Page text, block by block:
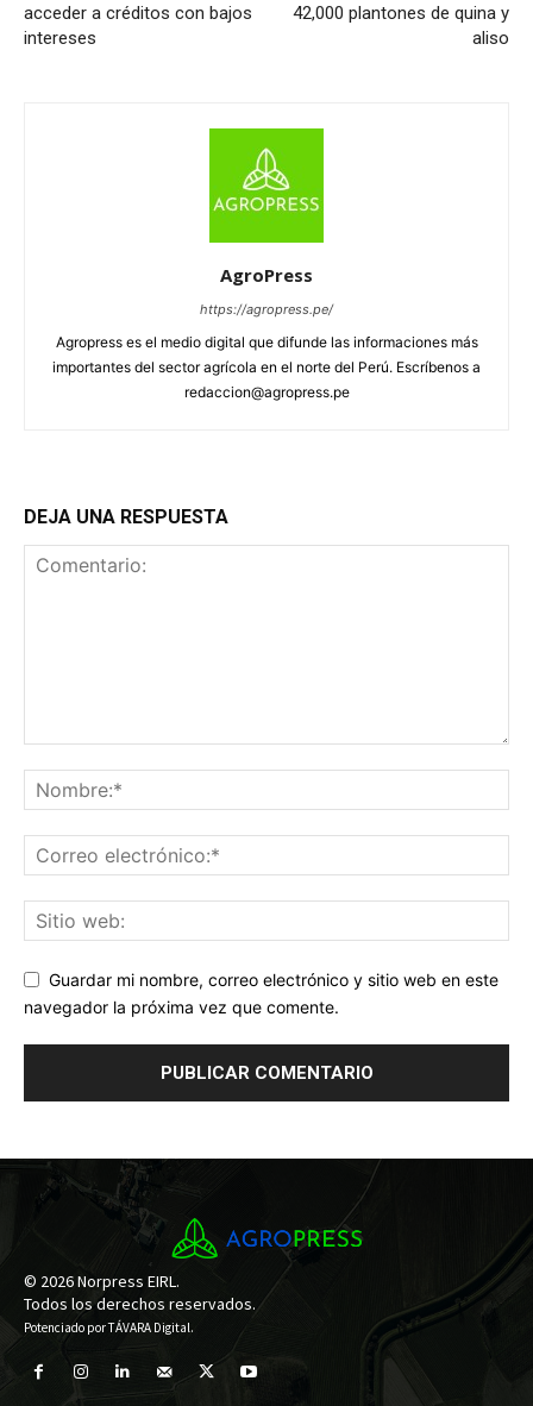
acceder a créditos con bajos
intereses
42,000 plantones de quina y
aliso
AgroPress
https://agropress.pe/
Agropress es el medio digital que difunde las informaciones más
importantes del sector agrícola en el norte del Perú. Escríbenos a
redaccion@agropress.pe
DEJA UNA RESPUESTA
Guardar mi nombre, correo electrónico y sitio web en este
navegador la próxima vez que comente.
© 2026 Norpress EIRL.
Todos los derechos reservados.
Potenciado porTÁVARA Digital.